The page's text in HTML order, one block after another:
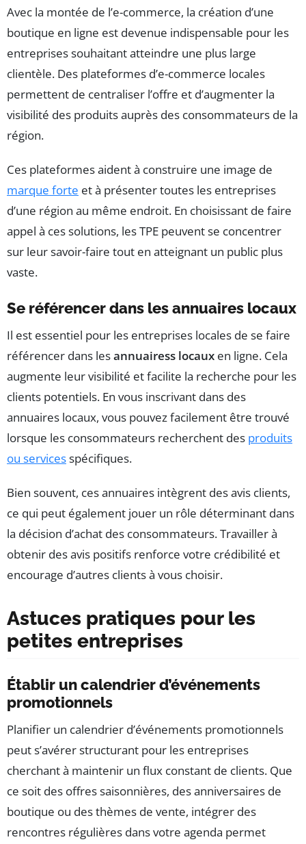
Avec la montée de l’e-commerce, la création d’une
boutique en ligne est devenue indispensable pour les
entreprises souhaitant atteindre une plus large
clientèle. Des plateformes d’e-commerce locales
permettent de centraliser l’offre et d’augmenter la
visibilité des produits auprès des consommateurs de la
région.
Ces plateformes aident à construire une image de
marque forte et à présenter toutes les entreprises
d’une région au même endroit. En choisissant de faire
appel à ces solutions, les TPE peuvent se concentrer
sur leur savoir-faire tout en atteignant un public plus
vaste.
Se référencer dans les annuaires locaux
Il est essentiel pour les entreprises locales de se faire
référencer dans lesannuairess locaux en ligne. Cela
augmente leur visibilité et facilite la recherche pour les
clients potentiels. En vous inscrivant dans des
annuaires locaux, vous pouvez facilement être trouvé
lorsque les consommateurs recherchent des produits
ou servicesspécifiques.
Bien souvent, ces annuaires intègrent des avis clients,
ce qui peut également jouer un rôle déterminant dans
la décision d’achat des consommateurs. Travailler à
obtenir des avis positifs renforce votre crédibilité et
encourage d’autres clients à vous choisir.
Astuces pratiques pour les
petites entreprises
Établir un calendrier d’événements
promotionnels
Planifier un calendrier d’événements promotionnels
peut s’avérer structurant pour les entreprises
cherchant à maintenir un flux constant de clients. Que
ce soit des offres saisonnières, des anniversaires de
boutique ou des thèmes de vente, intégrer des
rencontres régulières dans votre agenda permet